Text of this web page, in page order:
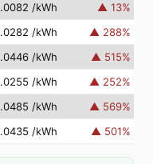
/kWh ▲ 13%
/kWh ▲ 288%
/kWh ▲ 515%
/kWh ▲ 252%
/kWh ▲ 569%
/kWh ▲ 501%